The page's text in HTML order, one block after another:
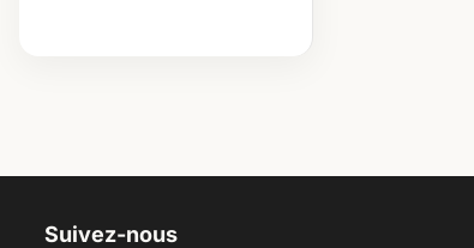
Suivez-nous